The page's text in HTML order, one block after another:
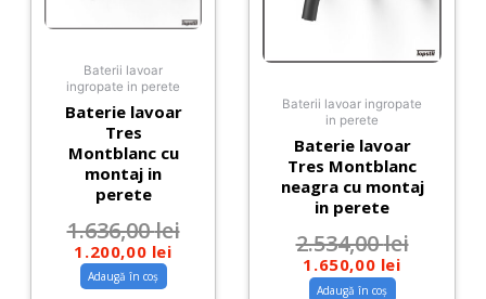
Baterii lavoar
ingropate in perete
Baterie lavoar
Tres
Montblanc cu
montaj in
perete
1.636,00lei
1.200,00 lei
Adaugă în coș
Baterii lavoar ingropate
in perete
Baterie lavoar
Tres Montblanc
neagra cu montaj
in perete
2.534,00lei
1.650,00 lei
Adaugă în coș